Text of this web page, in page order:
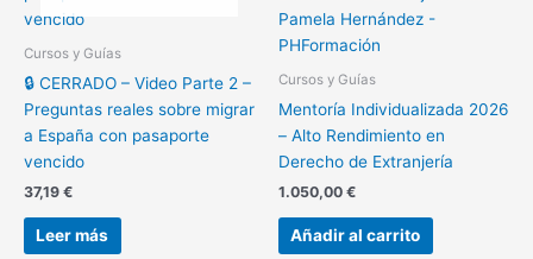
Cursos y Guías
🔒 CERRADO – Video Parte 2 –
Preguntas reales sobre migrar
a España con pasaporte
vencido
37,19 €
Leer más
Cursos y Guías
Mentoría Individualizada 2026
– Alto Rendimiento en
Derecho de Extranjería
1.050,00 €
Añadir al carrito